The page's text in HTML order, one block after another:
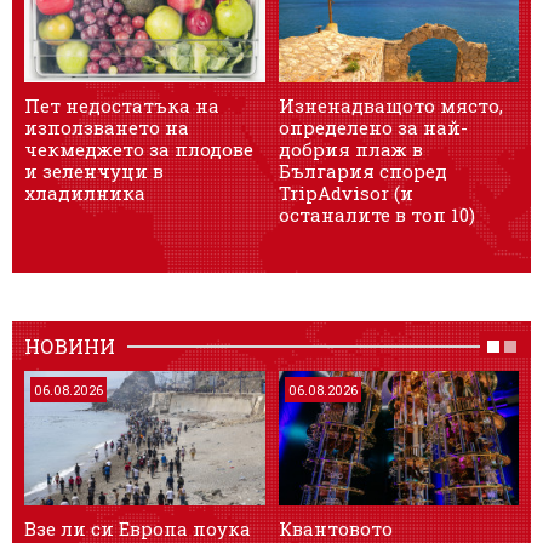
Пет недостатъка на
използването на
чекмеджето за плодове
и зеленчуци в
хладилника
Изненадващото място,
определено за най-
добрия плаж в
България според
TripAdvisor (и
останалите в топ 10)
НОВИНИ
06.08.2026
Взе ли си Европа поука
06.08.2026
Квантовото